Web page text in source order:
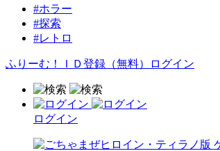
#ホラー
#探索
#レトロ
ふりーむ！ＩＤ登録（無料） ログイン
ログイン